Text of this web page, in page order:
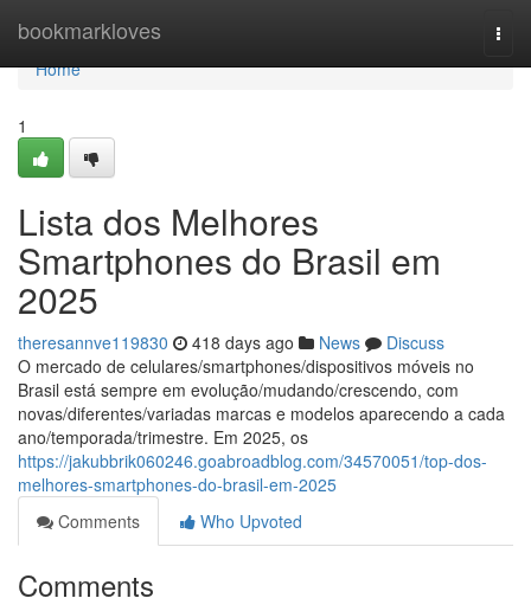
bookmarkloves
Home
Home
1
Lista dos Melhores
Smartphones do Brasil em
2025
theresannve119830 418 days ago News
Discuss
O mercado de celulares/smartphones/dispositivos móveis no
Brasil está sempre em evolução/mudando/crescendo, com
novas/diferentes/variadas marcas e modelos aparecendo a cada
ano/temporada/trimestre. Em 2025, os
https://jakubbrik060246.goabroadblog.com/34570051/top-dos-
melhores-smartphones-do-brasil-em-2025
Comments
Who Upvoted
Comments